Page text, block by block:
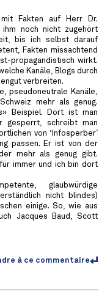
Fakten auf Herr Dr.
ihm noch nicht zugehört
bis ich selbst darauf
Fakten missachtend
propagandistisch wirkt.
Kanäle, Blogs durch
verbreiten.
pseudoneutrale Kanäle,
mehr als genug.
Beispiel. Dort ist man
gesperrt, schreibt man
von ‘Infosperber’
passen. Er ist von der
mehr als genug gibt.
immer und ich bin dort
glaubwürdige
nicht blindes)
einige. So, wie aus
Jacques Baud, Scott
à ce commentaire